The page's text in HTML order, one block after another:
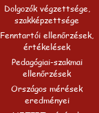
Dolgozók végzettsége,
szakképzettsége
Fenntartói ellenőrzések,
értékelések
Pedagógiai-szakmai
ellenőrzések
Országos mérések
eredményei